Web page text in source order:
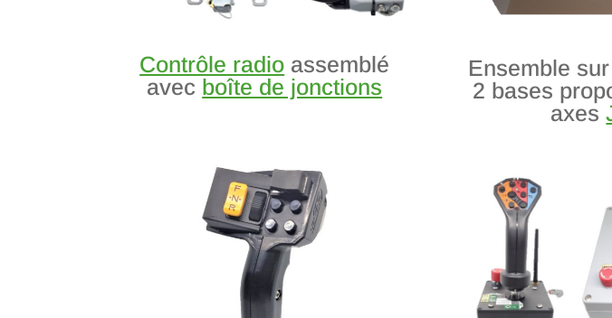
Contrôle radio assemblé
avec boîte de jonctions
Ensemble
2 bases
axes